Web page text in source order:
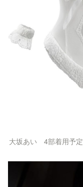
大坂あい　4部着用予定